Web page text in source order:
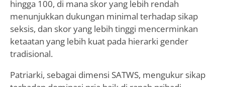
hingga 100, di mana skor yang lebih rendah
menunjukkan dukungan minimal terhadap sikap
seksis, dan skor yang lebih tinggi mencerminkan
ketaatan yang lebih kuat pada hierarki gender
tradisional.
Patriarki, sebagai dimensi SATWS, mengukur sikap